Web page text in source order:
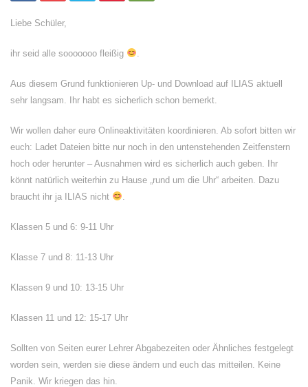
Liebe Schüler,
ihr seid alle sooooooo fleißig .
Aus diesem Grund funktionieren Up- und Download auf ILIAS aktuell
sehr langsam. Ihr habt es sicherlich schon bemerkt.
Wir wollen daher eure Onlineaktivitäten koordinieren. Ab sofort bitten wir
euch: Ladet Dateien bitte nur noch in den untenstehenden Zeitfenstern
hoch oder herunter – Ausnahmen wird es sicherlich auch geben. Ihr
könnt natürlich weiterhin zu Hause „rund um die Uhr“ arbeiten. Dazu
braucht ihr ja ILIAS nicht
.
Klassen 5 und 6: 9-11 Uhr
Klasse 7 und 8: 11-13 Uhr
Klassen 9 und 10: 13-15 Uhr
Klassen 11 und 12: 15-17 Uhr
Sollten von Seiten eurer Lehrer Abgabezeiten oder Ähnliches festgelegt
worden sein, werden sie diese ändern und euch das mitteilen. Keine
Panik. Wir kriegen das hin.